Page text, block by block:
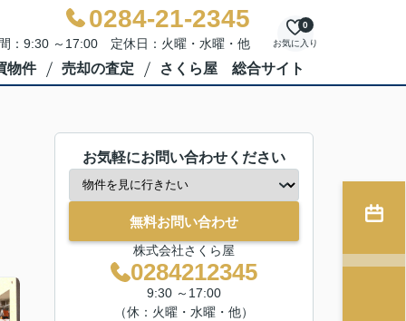
0284-21-2345
：9:30 ～17:00 定休日：火曜・水曜・他 お気に入り
0
物件 売却の査定 さくら屋 総合サイト
お気軽にお問い合わせください
無料お問い合わせ
株式会社さくら屋
0284212345
9:30 ～17:00
（休：火曜・水曜・他）